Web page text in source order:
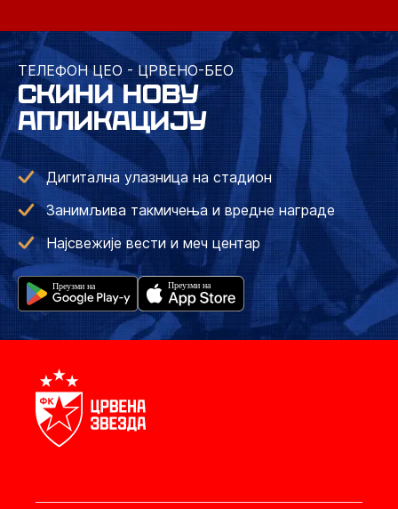
ТЕЛЕФОН ЦЕО - ЦРВЕНО-БЕО
СКИНИ НОВУ
АПЛИКАЦИЈУ
Дигитална улазница на стадион
Занимљива такмичења и вредне награде
Најсвежије вести и меч центар